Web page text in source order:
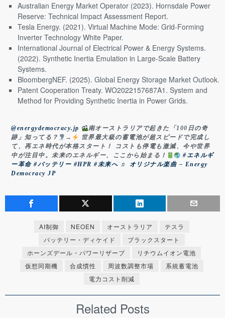
Australian Energy Market Operator (2023). Hornsdale Power
Reserve: Technical Impact Assessment Report.
Tesla Energy. (2021). Virtual Machine Mode: Grid-Forming
Inverter Technology White Paper.
International Journal of Electrical Power & Energy Systems.
(2022). Synthetic Inertia Emulation in Large-Scale Battery
Systems.
BloombergNEF. (2025). Global Energy Storage Market Outlook.
Patent Cooperation Treaty. WO2022157687A1. System and
Method for Providing Synthetic Inertia in Power Grids.
@energydemocracy.jp
南オーストラリアで起きた「100日の奇
跡」知ってる？
→
世界最大級の蓄電池が超スピードで完成し
て、再エネ時代が本格スタート！ コストも停電も激減、今や世界
中が注目中。未来のエネルギー、ここから始まる！
#エネルギ
ー革命 #バッテリー #HPR #未来へ ♬ オリジナル楽曲 – Energy
Democracy JP
AI制御 NEOEN オーストラリア
テスラ
バッテリー・ディケイド
ブラックスタート
ホーンズデール・パワーリザーブ
リチウムイオン電池
仮想同期機
合成慣性 周波数調整市場
系統蓄電池
電力コスト削減
Related Posts